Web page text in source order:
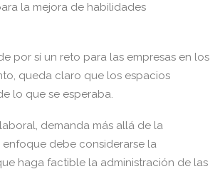
la mejora de habilidades
por sí un reto para las empresas en los
queda claro que los espacios
lo que se esperaba.
demanda más allá de la
debe considerarse la
haga factible la administración de las